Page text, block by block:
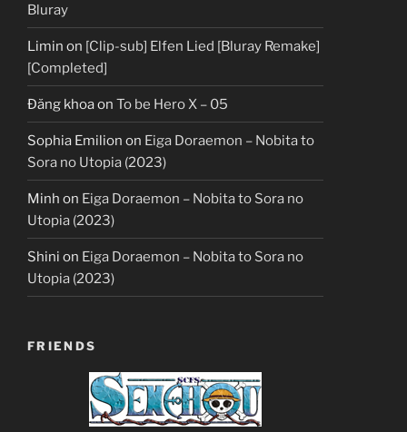
Bluray
Limin on [Clip-sub] Elfen Lied [Bluray Remake]
[Completed]
Đăng khoaon To be Hero X – 05
Sophia Emilion on Eiga Doraemon – Nobita to
Sora no Utopia (2023)
Minh on Eiga Doraemon – Nobita to Sora no
Utopia (2023)
Shini on Eiga Doraemon – Nobita to Sora no
Utopia (2023)
FRIENDS